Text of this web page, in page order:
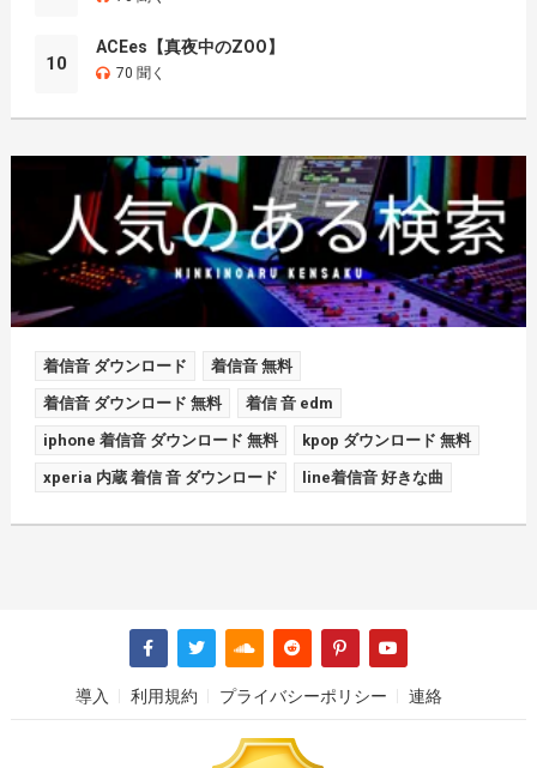
10
ACEes【真夜中のZOO】
70 聞く
着信音 ダウンロード 着信音 無料
着信音 ダウンロード 無料 着信 音 edm
iphone 着信音 ダウンロード 無料 kpop ダウンロード 無料
xperia 内蔵 着信 音 ダウンロード line着信音 好きな曲
導入 利用規約 プライバシーポリシー 連絡